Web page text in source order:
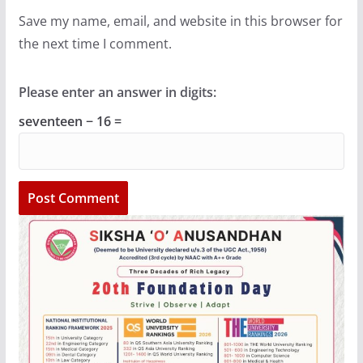
Save my name, email, and website in this browser for
the next time I comment.
Please enter an answer in digits:
seventeen − 16 =